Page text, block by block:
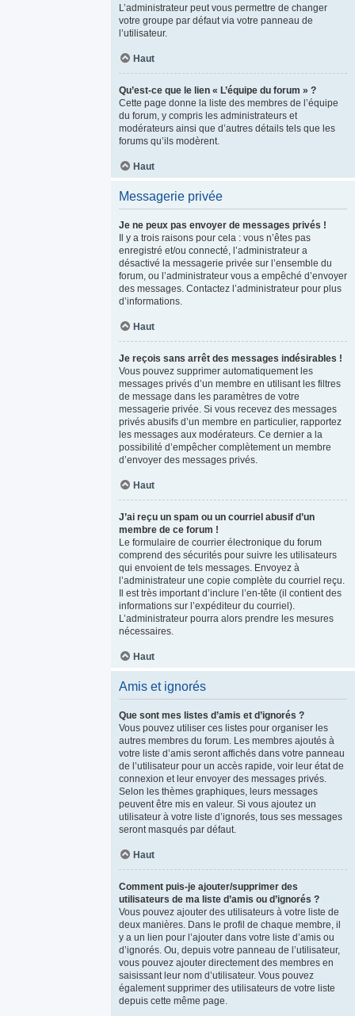
L’administrateur peut vous permettre de changer
votre groupe par défaut via votre panneau de
l’utilisateur.
Haut
Qu’est-ce que le lien « L’équipe du forum » ?
Cette page donne la liste des membres de l’équipe
du forum, y compris les administrateurs et
modérateurs ainsi que d’autres détails tels que les
forums qu’ils modèrent.
Haut
Messagerie privée
Je ne peux pas envoyer de messages privés !
Il y a trois raisons pour cela : vous n’êtes pas
enregistré et/ou connecté, l’administrateur a
désactivé la messagerie privée sur l’ensemble du
forum, ou l’administrateur vous a empêché d’envoyer
des messages. Contactez l’administrateur pour plus
d’informations.
Haut
Je reçois sans arrêt des messages indésirables !
Vous pouvez supprimer automatiquement les
messages privés d’un membre en utilisant les filtres
de message dans les paramètres de votre
messagerie privée. Si vous recevez des messages
privés abusifs d’un membre en particulier, rapportez
les messages aux modérateurs. Ce dernier a la
possibilité d’empêcher complètement un membre
d’envoyer des messages privés.
Haut
J’ai reçu un spam ou un courriel abusif d’un
membre de ce forum !
Le formulaire de courrier électronique du forum
comprend des sécurités pour suivre les utilisateurs
qui envoient de tels messages. Envoyez à
l’administrateur une copie complète du courriel reçu.
Il est très important d’inclure l’en-tête (il contient des
informations sur l’expéditeur du courriel).
L’administrateur pourra alors prendre les mesures
nécessaires.
Haut
Amis et ignorés
Que sont mes listes d’amis et d’ignorés ?
Vous pouvez utiliser ces listes pour organiser les
autres membres du forum. Les membres ajoutés à
votre liste d’amis seront affichés dans votre panneau
de l’utilisateur pour un accès rapide, voir leur état de
connexion et leur envoyer des messages privés.
Selon les thèmes graphiques, leurs messages
peuvent être mis en valeur. Si vous ajoutez un
utilisateur à votre liste d’ignorés, tous ses messages
seront masqués par défaut.
Haut
Comment puis-je ajouter/supprimer des
utilisateurs de ma liste d’amis ou d’ignorés ?
Vous pouvez ajouter des utilisateurs à votre liste de
deux manières. Dans le profil de chaque membre, il
y a un lien pour l’ajouter dans votre liste d’amis ou
d’ignorés. Ou, depuis votre panneau de l’utilisateur,
vous pouvez ajouter directement des membres en
saisissant leur nom d’utilisateur. Vous pouvez
également supprimer des utilisateurs de votre liste
depuis cette même page.